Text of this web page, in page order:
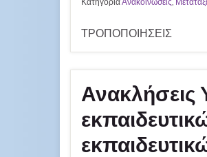
ΤΡΟΠΟΠΟΙΗΣΕΙΣ
Ανακλήσεις